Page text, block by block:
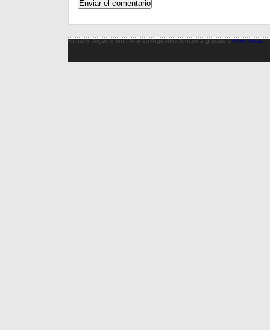
Kunst in Argentinien / Arte en Argentina funciona gracias aWordPress